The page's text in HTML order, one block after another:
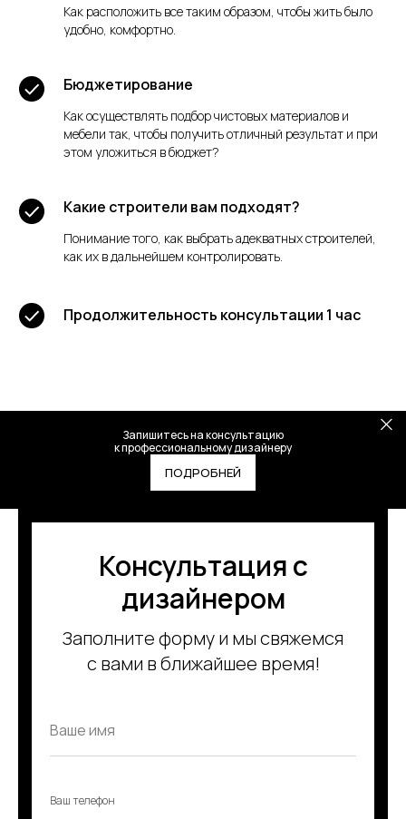
Как расположить все таким образом, чтобы жить было
удобно, комфортно.
Бюджетирование
Как осуществлять подбор чистовых материалов и
мебели так, чтобы получить отличный результат и при
этом уложиться в бюджет?
Какие строители вам подходят?
Понимание того, как выбрать адекватных строителей,
как их в дальнейшем контролировать.
Продолжительность консультации 1 час
Запишитесь на консультацию
к профессиональному дизайнеру
ПОДРОБНЕЙ
Консультация с
дизайнером
Заполните форму и мы свяжемся
с вами в ближайшее время!
Ваш телефон